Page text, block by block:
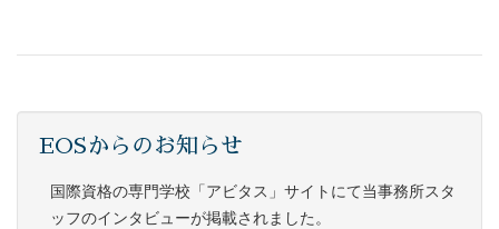
EOSからのお知らせ
国際資格の専門学校「アビタス」サイトにて当事務所スタ
ッフのインタビューが掲載されました。